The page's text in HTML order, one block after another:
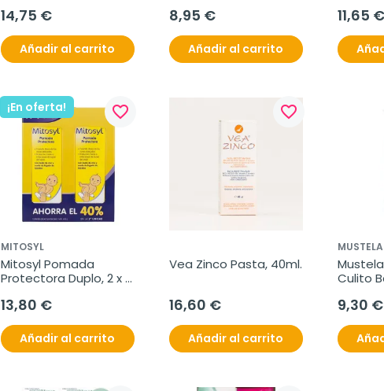
14,75 €
Añadir al carrito
8,95 €
Añadir al carrito
11,65 €
¡En oferta! favorite_border
MITOSYL
Mitosyl Pomada
Protectora Duplo, 2 x
13,80 €
Añadir al carrito
favorite_border
Vea Zinco Pasta, 40ml.
16,60 €
Añadir al carrito
MUSTELA
Culito
9,30 €